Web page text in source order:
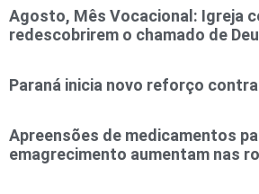
Agosto, Mês Vocacional: Igreja
redescobrirem o chamado de
Paraná inicia novo reforço
Apreensões de medicamentos
emagrecimento aumentam nas